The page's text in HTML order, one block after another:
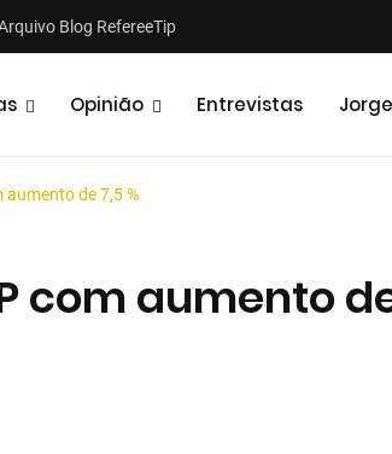
Blog RefereeTip
Opinião Entrevistas
de 7,5 %
com aumento